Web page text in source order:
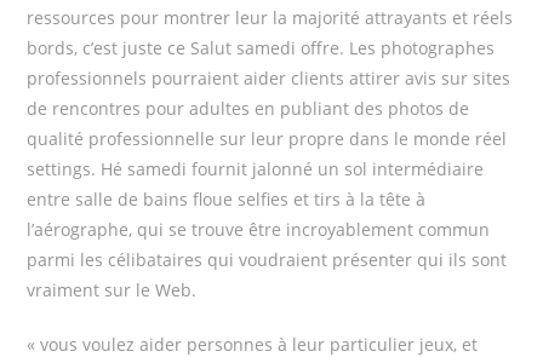
ressources pour montrer leur la majorité attrayants et réels
bords, c’est juste ce Salut samedi offre. Les photographes
professionnels pourraient aider clients attirer avis sur sites
de rencontres pour adultes en publiant des photos de
qualité professionnelle sur leur propre dans le monde réel
settings. Hé samedi fournit jalonné un sol intermédiaire
entre salle de bains floue selfies et tirs à la tête à
l’aérographe, qui se trouve être incroyablement commun
parmi les célibataires qui voudraient présenter qui ils sont
vraiment sur le Web.
« vous voulez aider personnes à leur particulier jeux, et